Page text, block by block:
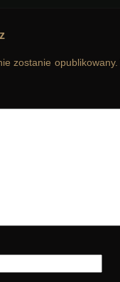
zostanie opublikowany.